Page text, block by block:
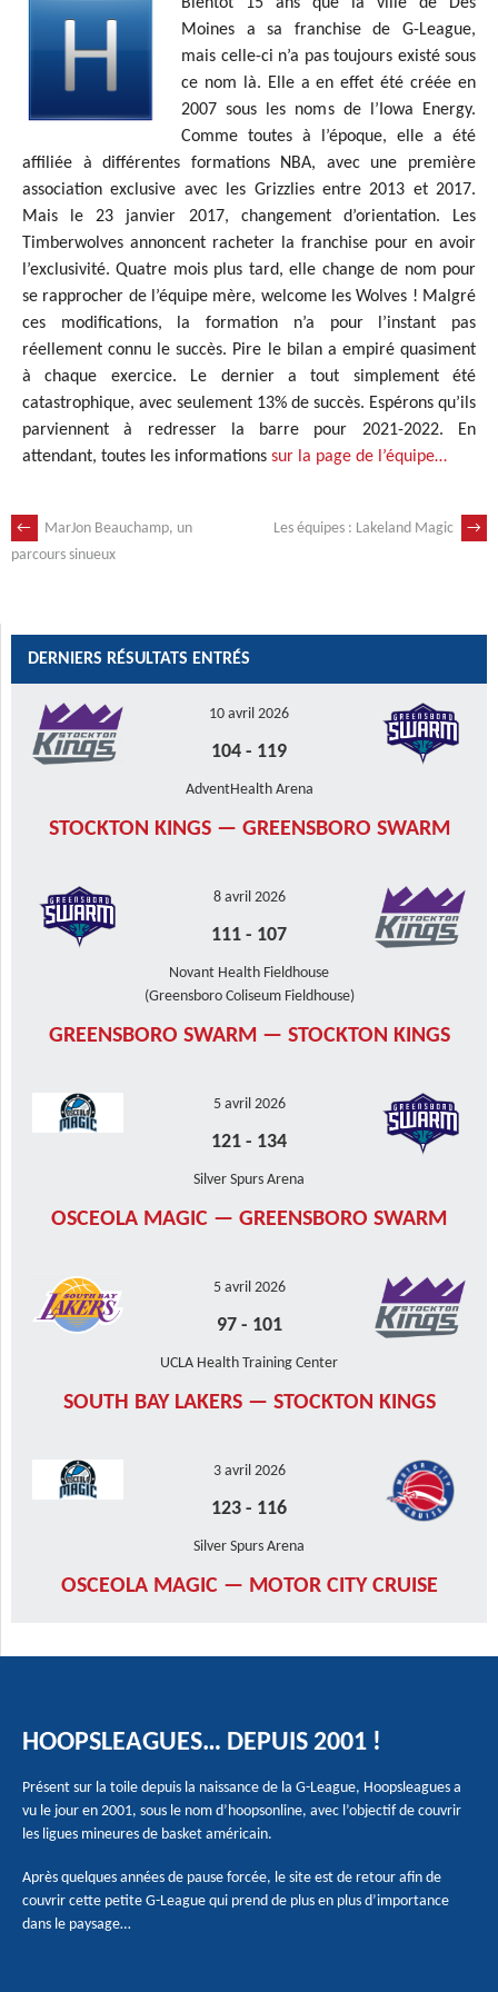
Moines a sa franchise de G-League,
mais celle-ci n’a pas toujours existé sous
ce nom là. Elle a en effet été créée en
2007 sous les noms de l’Iowa Energy.
Comme toutes à l’époque, elle a été
affiliée à différentes formations NBA, avec une première
association exclusive avec les Grizzlies entre 2013 et 2017.
Mais le 23 janvier 2017, changement d’orientation. Les
Timberwolves annoncent racheter la franchise pour en avoir
l’exclusivité. Quatre mois plus tard, elle change de nom pour
se rapprocher de l’équipe mère, welcome les Wolves ! Malgré
ces modifications, la formation n’a pour l’instant pas
réellement connu le succès. Pire le bilan a empiré quasiment
à chaque exercice. Le dernier a tout simplement été
catastrophique, avec seulement 13% de succès. Espérons qu’ils
parviennent à redresser la barre pour 2021-2022. En
attendant, toutes les informations sur la page de l’équipe…
NAVIGATION
ARTICLES
←
MarJon Beauchamp, un
parcours sinueux
Les équipes : Lakeland Magic →
DERNIERS RÉSULTATS ENTRÉS
10 avril 2026
104 - 119
AdventHealth Arena
STOCKTON KINGS — GREENSBORO SWARM
8 avril 2026
111 - 107
Novant Health Fieldhouse
(Greensboro Coliseum Fieldhouse)
GREENSBORO SWARM — STOCKTON KINGS
5 avril 2026
121 - 134
Silver Spurs Arena
OSCEOLA MAGIC — GREENSBORO SWARM
5 avril 2026
97- 101
UCLA Health Training Center
SOUTH BAY LAKERS — STOCKTON KINGS
3 avril 2026
123 - 116
Silver Spurs Arena
OSCEOLA MAGIC — MOTOR CITY CRUISE
HOOPSLEAGUES… DEPUIS 2001 !
Présent sur la toile depuis la naissance de la G-League, Hoopsleagues a
vu le jour en 2001, sous le nom d’hoopsonline, avec l’objectif de couvrir
les ligues mineures de basket américain.
Après quelques années de pause forcée, le site est de retour afin de
couvrir cette petite G-League qui prend de plus en plus d’importance
dans le paysage…